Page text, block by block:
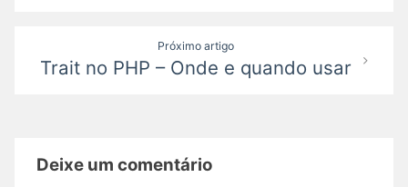
Próximo artigo
Trait no PHP – Onde e quando usar
Deixe um comentário